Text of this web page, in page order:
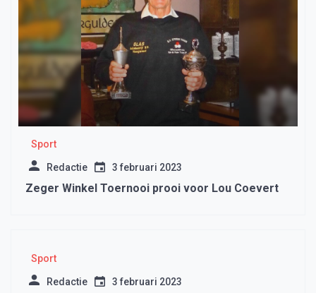
Sport
Redactie 3 februari 2023
Zeger Winkel Toernooi prooi voor Lou Coevert
Sport
Redactie 3 februari 2023